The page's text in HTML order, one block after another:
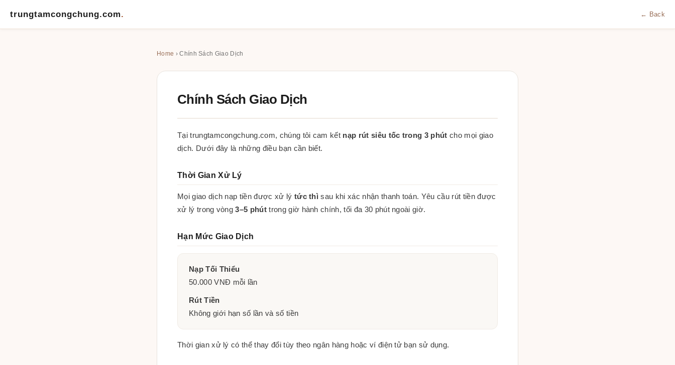
trungtamcongchung.com. ← Back
Home › Chính Sách Giao Dịch
Chính Sách Giao Dịch
Tại trungtamcongchung.com, chúng tôi cam kết nạp rút siêu tốc trong 3 phút cho mọi giao
dịch. Dưới đây là những điều bạn cần biết.
Thời Gian Xử Lý
Mọi giao dịch nạp tiền được xử lý tức thì sau khi xác nhận thanh toán. Yêu cầu rút tiền được
xử lý trong vòng3–5 phút trong giờ hành chính, tối đa 30 phút ngoài giờ.
Hạn Mức Giao Dịch
Nạp Tối Thiểu
50.000 VNĐ mỗi lần
Rút Tiền
Không giới hạn số lần và số tiền
Thời gian xử lý có thể thay đổi tùy theo ngân hàng hoặc ví điện tử bạn sử dụng.